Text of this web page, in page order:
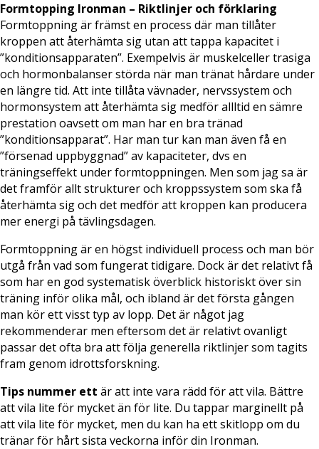
Formtopping Ironman – Riktlinjer och förklaring
Formtoppning är främst en process där man tillåter
kroppen att återhämta sig utan att tappa kapacitet i
”konditionsapparaten”. Exempelvis är muskelceller trasiga
och hormonbalanser störda när man tränat hårdare under
en längre tid. Att inte tillåta vävnader, nervssystem och
hormonsystem att återhämta sig medför allltid en sämre
prestation oavsett om man har en bra tränad
”konditionsapparat”. Har man tur kan man även få en
”försenad uppbyggnad” av kapaciteter, dvs en
träningseffekt under formtoppningen. Men som jag sa är
det framför allt strukturer och kroppssystem som ska få
återhämta sig och det medför att kroppen kan producera
mer energi på tävlingsdagen.
Formtoppning är en högst individuell process och man bör
utgå från vad som fungerat tidigare. Dock är det relativt få
som har en god systematisk överblick historiskt över sin
träning inför olika mål, och ibland är det första gången
man kör ett visst typ av lopp. Det är något jag
rekommenderar men eftersom det är relativt ovanligt
passar det ofta bra att följa generella riktlinjer som tagits
fram genom idrottsforskning.
Tips nummer ett är att inte vara rädd för att vila. Bättre
att vila lite för mycket än för lite. Du tappar marginellt på
att vila lite för mycket, men du kan ha ett skitlopp om du
tränar för hårt sista veckorna inför din Ironman.